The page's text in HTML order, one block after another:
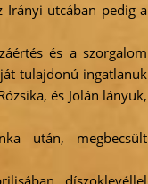
Irányi utcában pedig a
és a szorgalom
tulajdonú ingatlanuk
és Jolán lányuk,
után, megbecsült
díszoklevéllel